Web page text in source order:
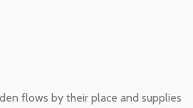
flows by their place and supplies